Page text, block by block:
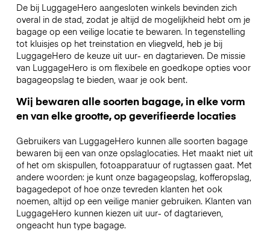
De bij LuggageHero aangesloten winkels bevinden zich
overal in de stad, zodat je altijd de mogelijkheid hebt om je
bagage op een veilige locatie te bewaren. In tegenstelling
tot kluisjes op het treinstation en vliegveld, heb je bij
LuggageHero de keuze uit uur- en dagtarieven. De missie
van LuggageHero is om flexibele en goedkope opties voor
bagageopslag te bieden, waar je ook bent.
Wij bewaren alle soorten bagage, in elke vorm
en van elke grootte, op geverifieerde locaties
Gebruikers van LuggageHero kunnen alle soorten bagage
bewaren bij een van onze opslaglocaties. Het maakt niet uit
of het om skispullen, fotoapparatuur of rugtassen gaat. Met
andere woorden: je kunt onze bagageopslag, kofferopslag,
bagagedepot of hoe onze tevreden klanten het ook
noemen, altijd op een veilige manier gebruiken. Klanten van
LuggageHero kunnen kiezen uit uur- of dagtarieven,
ongeacht hun type bagage.